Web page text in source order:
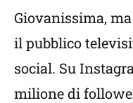
Giovanissima,
il pubblico
social. Su
milione di